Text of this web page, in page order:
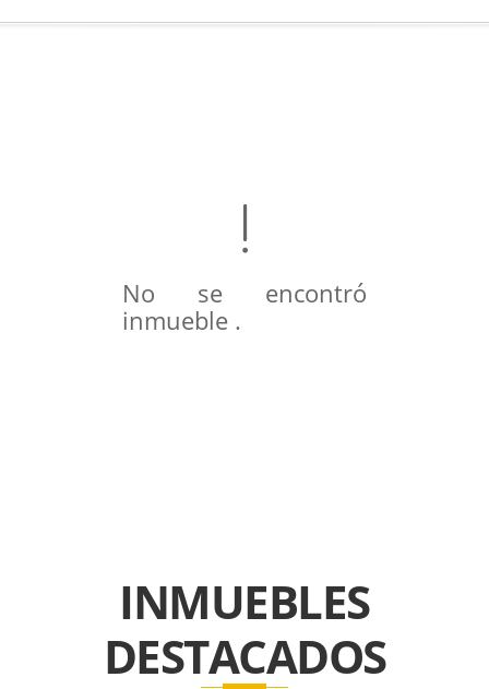
No se encontró
inmueble .
INMUEBLES
DESTACADOS